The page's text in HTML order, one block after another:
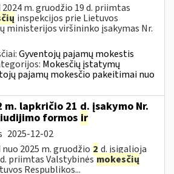
m. gruodžio 19 d. priimtas
inspekcijos prie Lietuvos
ministerijos viršininko įsakymas Nr.
Gyventojų pajamų mokestis
Mokesčių įstatymų
pajamų mokesčio pakeitimai nuo
m. lapkričio 21 d. įsakymo Nr.
formos ir
2025-12-02
2025 m. gruodžio 2 d. įsigalioja
priimtas Valstybinėsmokesčių
Respublikos...